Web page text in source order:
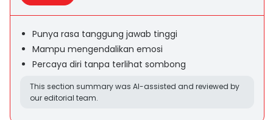
Punya rasa tanggung jawab tinggi
Mampu mengendalikan emosi
Percaya diri tanpa terlihat sombong
This section summary was AI-assisted and reviewed by
our editorial team.